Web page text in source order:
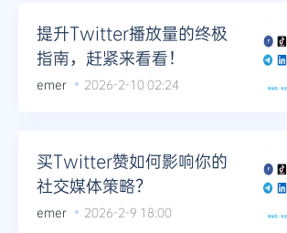
提升Twitter播放量的终极
指南，赶紧来看看！
emer 2026-2-10 02:24
买Twitter赞如何影响你的
社交媒体策略？
emer 2026-2-9 18:00